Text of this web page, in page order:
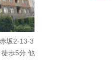
坂2-13-3
歩5分 他